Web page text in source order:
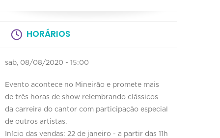
HORÁRIOS
sab, 08/08/2020 - 15:00
Evento acontece no Mineirão e promete mais
de três horas de show relembrando clássicos
da carreira do cantor com participação especial
de outros artistas.
Início das vendas: 22 de janeiro - a partir das 11h